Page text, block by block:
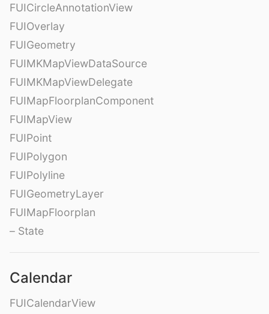
FUICircleAnnotationView
FUIOverlay
FUIGeometry
FUIMKMapViewDataSource
FUIMKMapViewDelegate
FUIMapFloorplanComponent
FUIMapView
FUIPoint
FUIPolygon
FUIPolyline
FUIGeometryLayer
FUIMapFloorplan
– State
Calendar
FUICalendarView